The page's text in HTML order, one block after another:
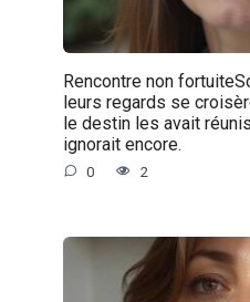
Rencontre non
leurs regards se
le destin les avait
ignorait encore.
0 2